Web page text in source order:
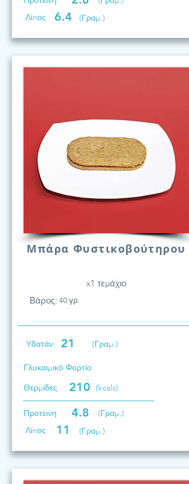
Λίπος
6.4 (Γραμ.)
Μπάρα Φυστικοβούτηρου
x1 τεμάχιο
Βάρος: 40 γρ.
Υδατάν. 21 (Γραμ.)
Γλυκαιμικό Φορτίο
Θερμίδες
210 (kcals)
Προτεινη 4.8
(Γραμ.)
Λίπος
11 (Γραμ.)